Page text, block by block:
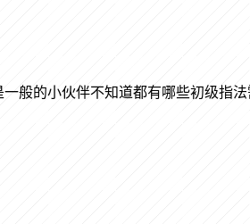
般的小伙伴不知道都有哪些初级指